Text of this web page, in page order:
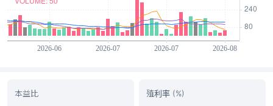
本益比 殖利率 (%)